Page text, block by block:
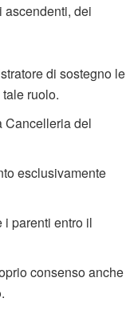
ascendenti, dei
di sostegno le
ruolo.
Cancelleria del
esclusivamente
i parenti entro il
consenso anche
.